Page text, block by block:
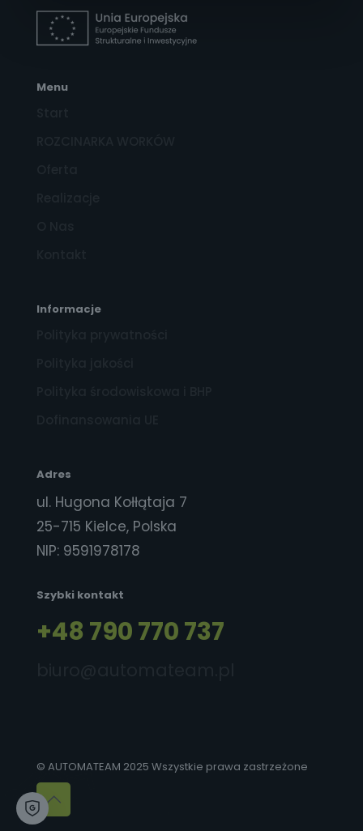
Menu
Informacje
Adres
ul. Hugona Kołłątaja 7
25-715 Kielce, Polska
NIP: 9591978178
Szybki kontakt
+48 790 770 737
© AUTOMATEAM 2025 Wszystkie prawa zastrzeżone